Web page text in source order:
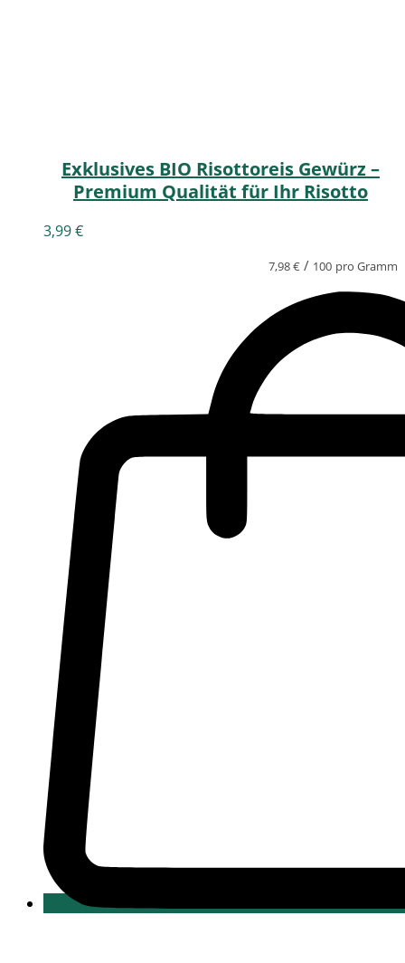
Exklusives BIO Risottoreis Gewürz –
Premium Qualität für Ihr Risotto
3,99€
7,98€ / 100 pro Gramm